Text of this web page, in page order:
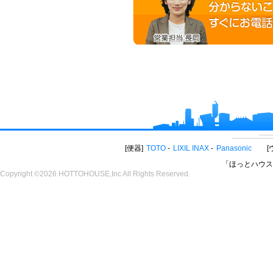
便器 TOTO LIXIL INAX Panasonic
「ほっとハウ
Copyright ©2026 HOTTOHOUSE,Inc All Rights Reserved.